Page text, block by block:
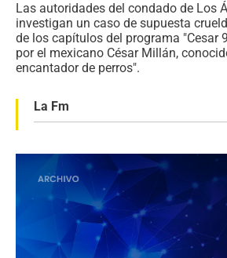
Las autoridades del condado de Los
investigan un caso de supuesta
de los capítulos del programa "Cesar
por el mexicano César Millán,
encantador de perros".
La Fm